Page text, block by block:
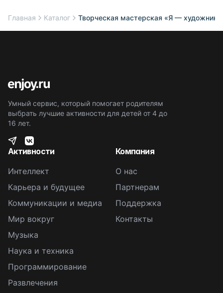
Главная Каталог Творческая мастерская «Я — художник!»
Умный сервис, который помогает родителям
выбрать лучшие активности для детей от 4 до
16 лет.
Активности
Интеллект
Карьера и будущее
Коммуникации и медиа
Мир вокруг
Музыка
Наука и техника
Программирование
Развлечения
Компания
О нас
Партнерам
Поддержка
Контакты